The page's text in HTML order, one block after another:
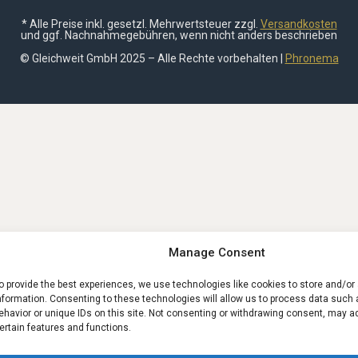
Manage Consent
provide the best experiences, we use technologies like cookies to store and/
Consenting to these technologies will allow us to process data such
or unique IDs on this site. Not consenting or withdrawing consent, may
features and functions.
* Alle Preise inkl. gesetzl. Mehrwertsteuer zzgl. Versandkosten
und ggf. Nachnahmegebühren, wenn nicht anders beschrieben
© Gleichweit GmbH 2025 – Alle Rechte vorbehalten |
Phronema